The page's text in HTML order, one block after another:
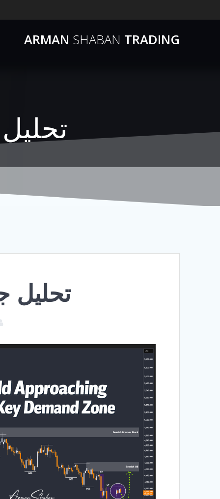
ARMAN SHABAN TRADING
تحلیل
تحلیل